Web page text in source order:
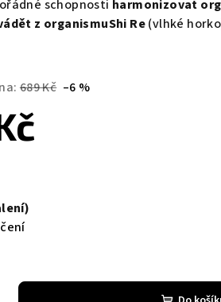
schopnosti harmonizovat
z organismuShi Re(vlhké
689 Kč –6 %